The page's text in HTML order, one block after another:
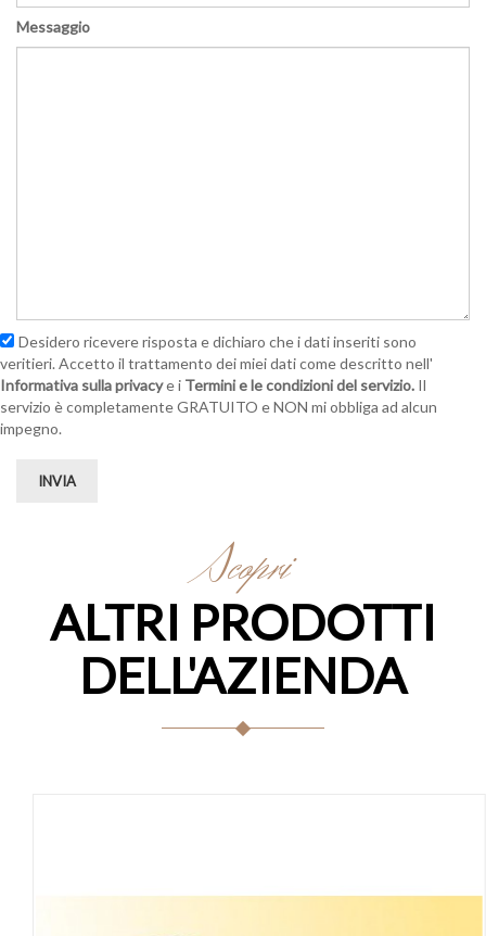
Messaggio
Desidero ricevere risposta e dichiaro che i dati inseriti sono
veritieri. Accetto il trattamento dei miei dati come descritto nell'
Informativa sulla privacye i Termini e le condizioni del servizio.
servizio è completamente GRATUITO e NON mi obbliga ad alcun
impegno.
INVIA
Scopri
ALTRI PRODOTTI
DELL'AZIENDA